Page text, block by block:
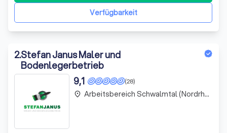
unseren zahlreichen, zufriedenen Kunden zählen Pri
Verfügbarkeit
2.Stefan Janus Maler und
Bodenlegerbetrieb
(28)
9,1
place Arbeitsbereich Schwalmtal (Nordrhein-Westfalen)